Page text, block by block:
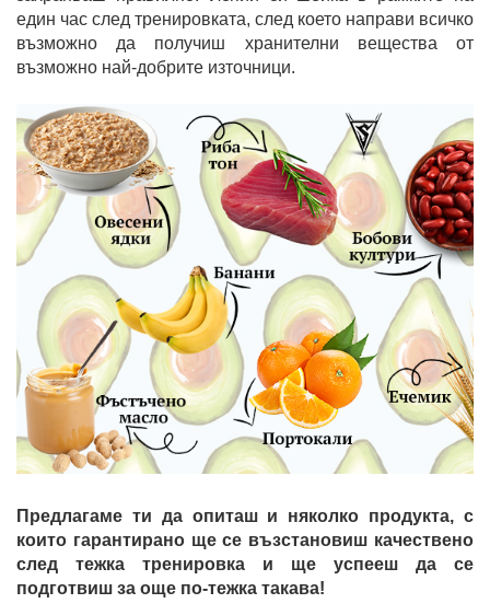
един час след тренировката, след което направи всичко
възможно да получиш хранителни вещества от
възможно най-добрите източници.
Предлагаме ти да опиташ и няколко продукта, с
които гарантирано ще се възстановиш качествено
след тежка тренировка и ще успееш да се
подготвиш за още по-тежка такава!